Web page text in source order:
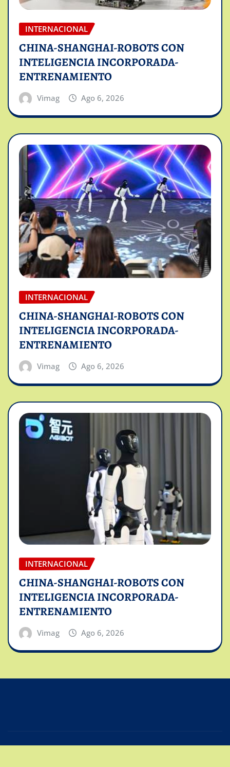
INTERNACIONAL
CHINA-SHANGHAI-ROBOTS CON
INTELIGENCIA INCORPORADA-
ENTRENAMIENTO
Vimag Ago 6, 2026
INTERNACIONAL
CHINA-SHANGHAI-ROBOTS CON
INTELIGENCIA INCORPORADA-
ENTRENAMIENTO
Vimag Ago 6, 2026
INTERNACIONAL
CHINA-SHANGHAI-ROBOTS CON
INTELIGENCIA INCORPORADA-
ENTRENAMIENTO
Vimag Ago 6, 2026